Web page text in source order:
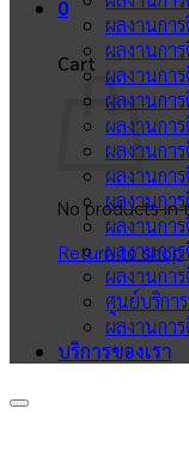
0
Cart
No products in
Return to shop
ผลงานกา
ผลงานกา
ผลงานกา
ผลงานกา
ผลงานกา
ผลงานกา
ผลงานกา
ผลงานกา
ผลงานกา
ผลงานกา
ผลงานกา
ศูนย์บริกา
ผลงานกา
บริการของเรา